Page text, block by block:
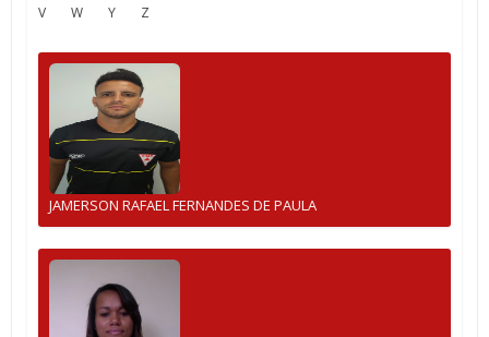
V
W Y Z
JAMERSON RAFAEL FERNANDES DE PAULA